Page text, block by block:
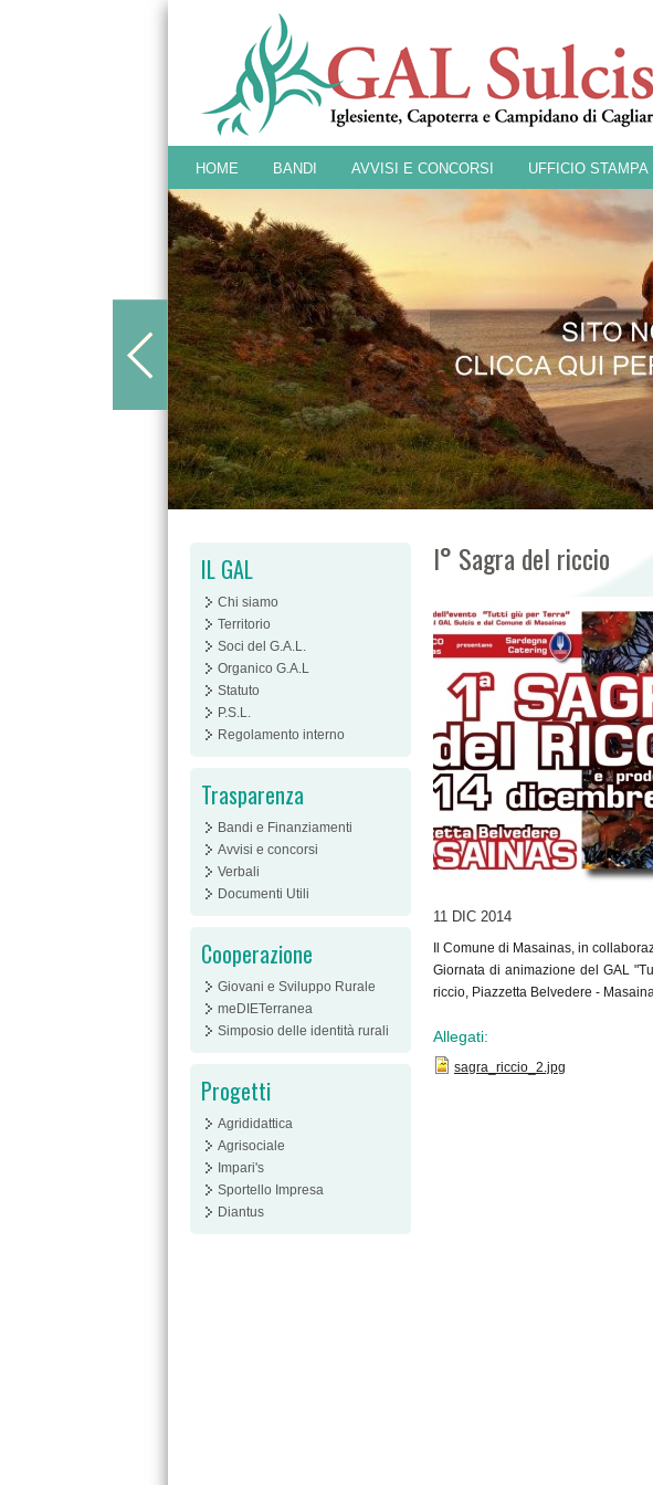
HOME BANDI AVVISI E CONCORSI UFFICIO STAMPA
IL GAL
Chi siamo
Territorio
Soci del G.A.L.
Organico G.A.L
Statuto
P.S.L.
Regolamento interno
Trasparenza
Bandi e Finanziamenti
Avvisi e concorsi
Verbali
Documenti Utili
Cooperazione
Giovani e Sviluppo Rurale
meDIETerranea
Simposio delle identità rurali
Progetti
Agrididattica
Agrisociale
Impari's
Sportello Impresa
Diantus
I° Sagra del riccio
11 DIC 2014
Il Comune di Masainas, in
Giornata di animazione del GAL
riccio, Piazzetta Belvedere -
Allegati:
sagra_riccio_2.jpg